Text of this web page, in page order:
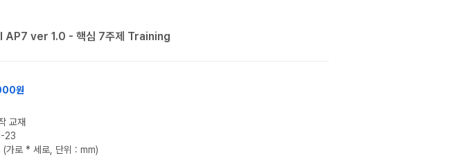
AP7 ver 1.0 - 핵심 7주제 Training
원
교재
23
가로 * 세로, 단위 : mm)